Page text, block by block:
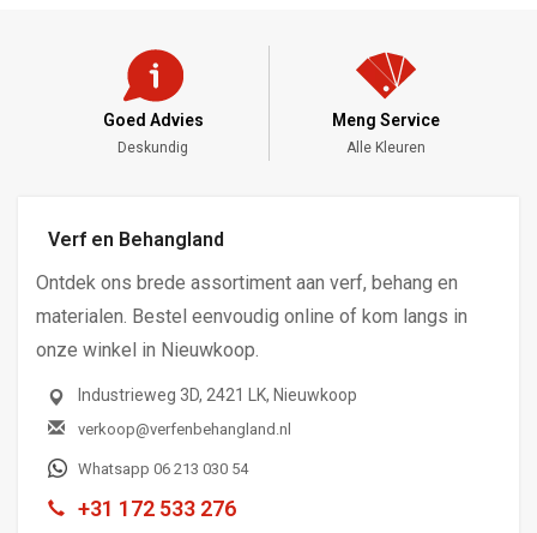
Goed Advies
Deskundig
Meng Service
Alle Kleuren
Verf en Behangland
Ontdek ons brede assortiment aan verf, behang en
materialen. Bestel eenvoudig online of kom langs in
onze winkel in Nieuwkoop.
Industrieweg 3D, 2421 LK, Nieuwkoop
verkoop@verfenbehangland.nl
Whatsapp 06 213 030 54
+31 172 533 276